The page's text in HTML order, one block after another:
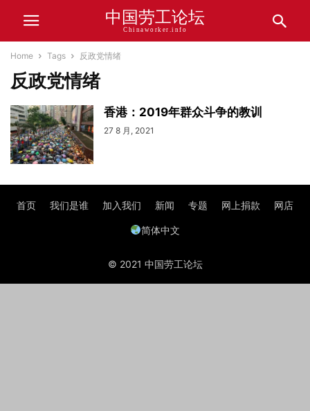
中国劳工论坛
Chinaworker.info
Home Tags 反政党情绪
反政党情绪
香港：2019年群众斗争的教训
27 8 月, 2021
首页 我们是谁 加入我们 新闻 专题 网上捐款 网店
简体中文
© 2021 中国劳工论坛